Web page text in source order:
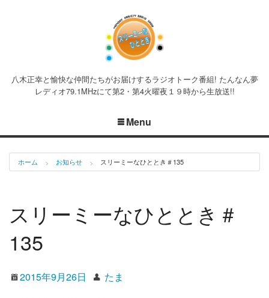
八木正幸と愉快な仲間たちがお届けするラジオトーク番組! たんなん夢
レディオ79.1MHzにて第2・第4火曜夜１９時から生放送!!
Menu
ホーム お知らせ スリーミーなひととき＃135
スリーミーなひととき＃
135
2015年9月26日 たま